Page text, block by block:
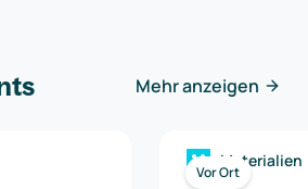
Mehr anzeigen
Vor Ort
Materialien